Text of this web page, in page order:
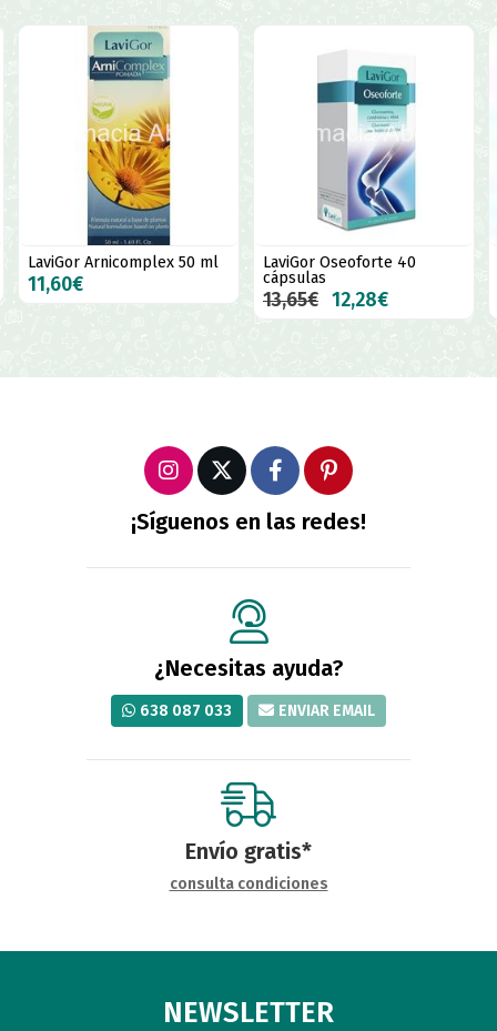
50 ml
LaviGor Oseoforte 40
13,65€ 12,28€
Movial Plus
21,50€
¡Síguenos en las redes!
¿Necesitas ayuda?
638 087 033 ENVIAR EMAIL
Envío gratis*
consulta condiciones
NEWSLETTER